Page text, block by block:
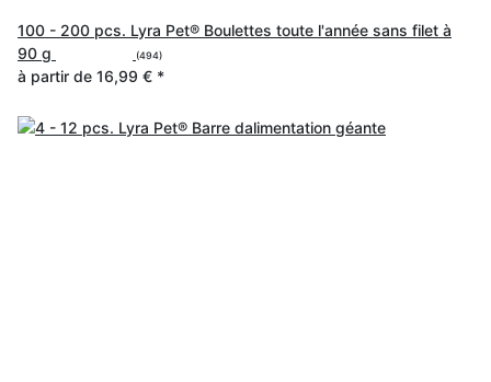
100 - 200 pcs. Lyra Pet® Boulettes toute l'année sans filet à
90 g
(494)
à partir de 16,99 € *